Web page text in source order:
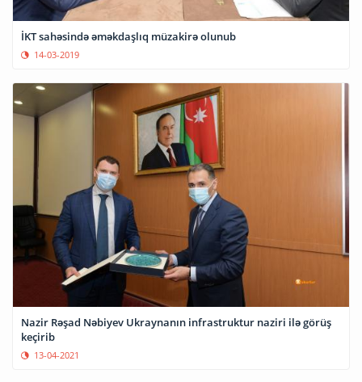
İKT sahəsində əməkdaşlıq müzakirə olunub
14-03-2019
Nazir Rəşad Nəbiyev Ukraynanın infrastruktur naziri ilə görüş
keçirib
13-04-2021